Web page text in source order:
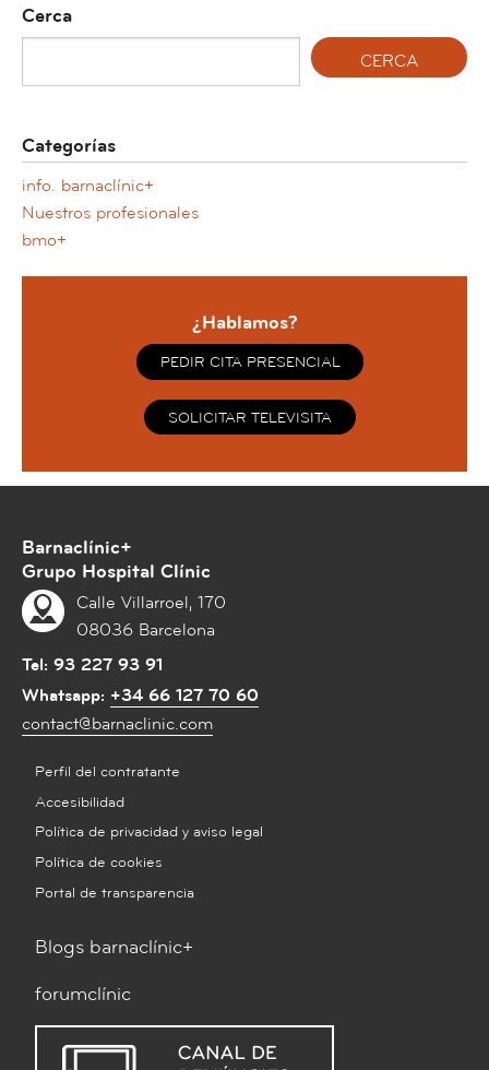
Cerca
Categorías
info. barnaclínic+
Nuestros profesionales
bmo+
¿Hablamos?
PEDIR CITA PRESENCIAL
SOLICITAR TELEVISITA
Barnaclínic+
Grupo Hospital Clínic
Calle Villarroel, 170
08036 Barcelona
Tel: 93 227 93 91
Whatsapp: +34 66 127 70 60
contact@barnaclinic.com
Perfil del contratante
Accesibilidad
Política de privacidad y aviso legal
Política de cookies
Portal de transparencia
Blogs barnaclínic+
forumclínic